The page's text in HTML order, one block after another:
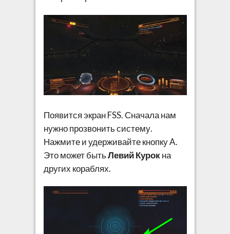
Появится экран FSS. Сначала нам
нужно прозвонить систему.
Нажмите и удерживайте кнопку A.
Это может бытьЛевий Курокна
других кораблях.